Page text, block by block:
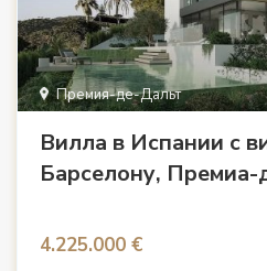
Премия-де-Дальт
Вилла в Испании с
Барселону,
4.225.000 €